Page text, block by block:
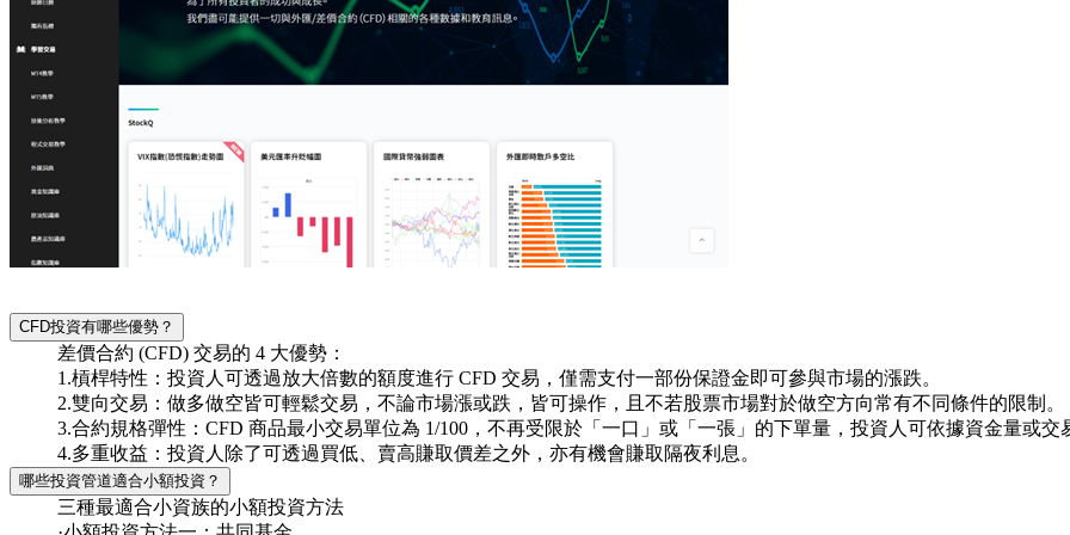
CFD投資有哪些優勢？
差價合約 (CFD) 交易的 4 大優勢：
1.槓桿特性：投資人可透過放大倍數的額度進行 CFD 交易，僅需支付一部份保證金即可參與市場的漲跌。
2.雙向交易：做多做空皆可輕鬆交易，不論市場漲或跌，皆可操作，且不若股票市場對於做空方向常有不同條件的限制。
3.合約規格彈性：CFD 商品最小交易單位為 1/100，不再受限於「一口」或「一張」的下單量，投資人可依據資金量或交
4.多重收益：投資人除了可透過買低、賣高賺取價差之外，亦有機會賺取隔夜利息。
哪些投資管道適合小額投資？
三種最適合小資族的小額投資方法